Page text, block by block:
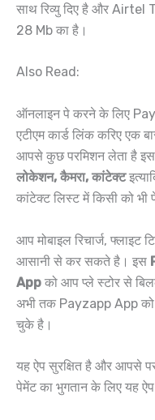
साथ रिव्यु दिए है और Airtel
28 Mb का है।
Also Read:
ऑनलाइन पे करने के लिए
एटीएम कार्ड लिंक करिए एक
आपसे कुछ परमिशन लेता है
लोकेशन, कैमरा, कांटेक्ट
कांटेक्ट लिस्ट में किसी को
आप मोबाइल रिचार्ज, फ्लाइट
आसानी से कर सकते है। इस
App को आप प्ले स्टोर से
अभी तक Payzapp App को
चुके है।
यह ऐप सुरक्षित है और आपसे
पेमेंट का भुगतान के लिए यह